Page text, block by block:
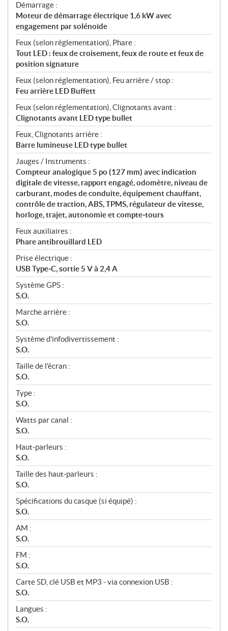
Démarrage :
Moteur de démarrage électrique 1,6 kW avec
engagement par solénoïde
Feux (selon réglementation), Phare :
Tout LED : feux de croisement, feux de route et feux de
position signature
Feux (selon réglementation), Feu arrière / stop :
Feu arrière LED Buffett
Feux (selon réglementation), Clignotants avant :
Clignotants avant LED type bullet
Feux, Clignotants arrière :
Barre lumineuse LED type bullet
Jauges / Instruments :
Compteur analogique 5 po (127 mm) avec indication
digitale de vitesse, rapport engagé, odomètre, niveau de
carburant, modes de conduite, équipement chauffant,
contrôle de traction, ABS, TPMS, régulateur de vitesse,
horloge, trajet, autonomie et compte‑tours
Feux auxiliaires :
Phare antibrouillard LED
Prise électrique :
USB Type‑C, sortie 5 V à 2,4 A
Système GPS :
S.O.
Marche arrière :
S.O.
Système d'infodivertissement :
S.O.
Taille de l'écran :
S.O.
Type :
S.O.
Watts par canal :
S.O.
Haut‑parleurs :
S.O.
Taille des haut‑parleurs :
S.O.
Spécifications du casque (si équipé) :
S.O.
AM :
S.O.
FM :
S.O.
Carte SD, clé USB et MP3 - via connexion USB :
S.O.
Langues :
S.O.